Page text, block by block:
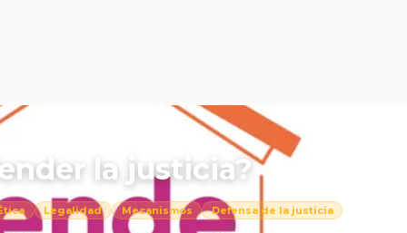
la justicia?
Legalidad Mecanismos Defensa de la justicia